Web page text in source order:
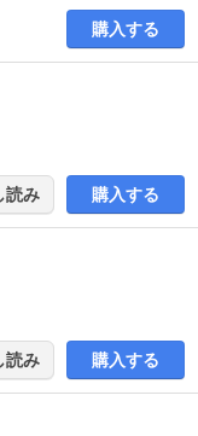
購入する
み 購入する
み 購入する